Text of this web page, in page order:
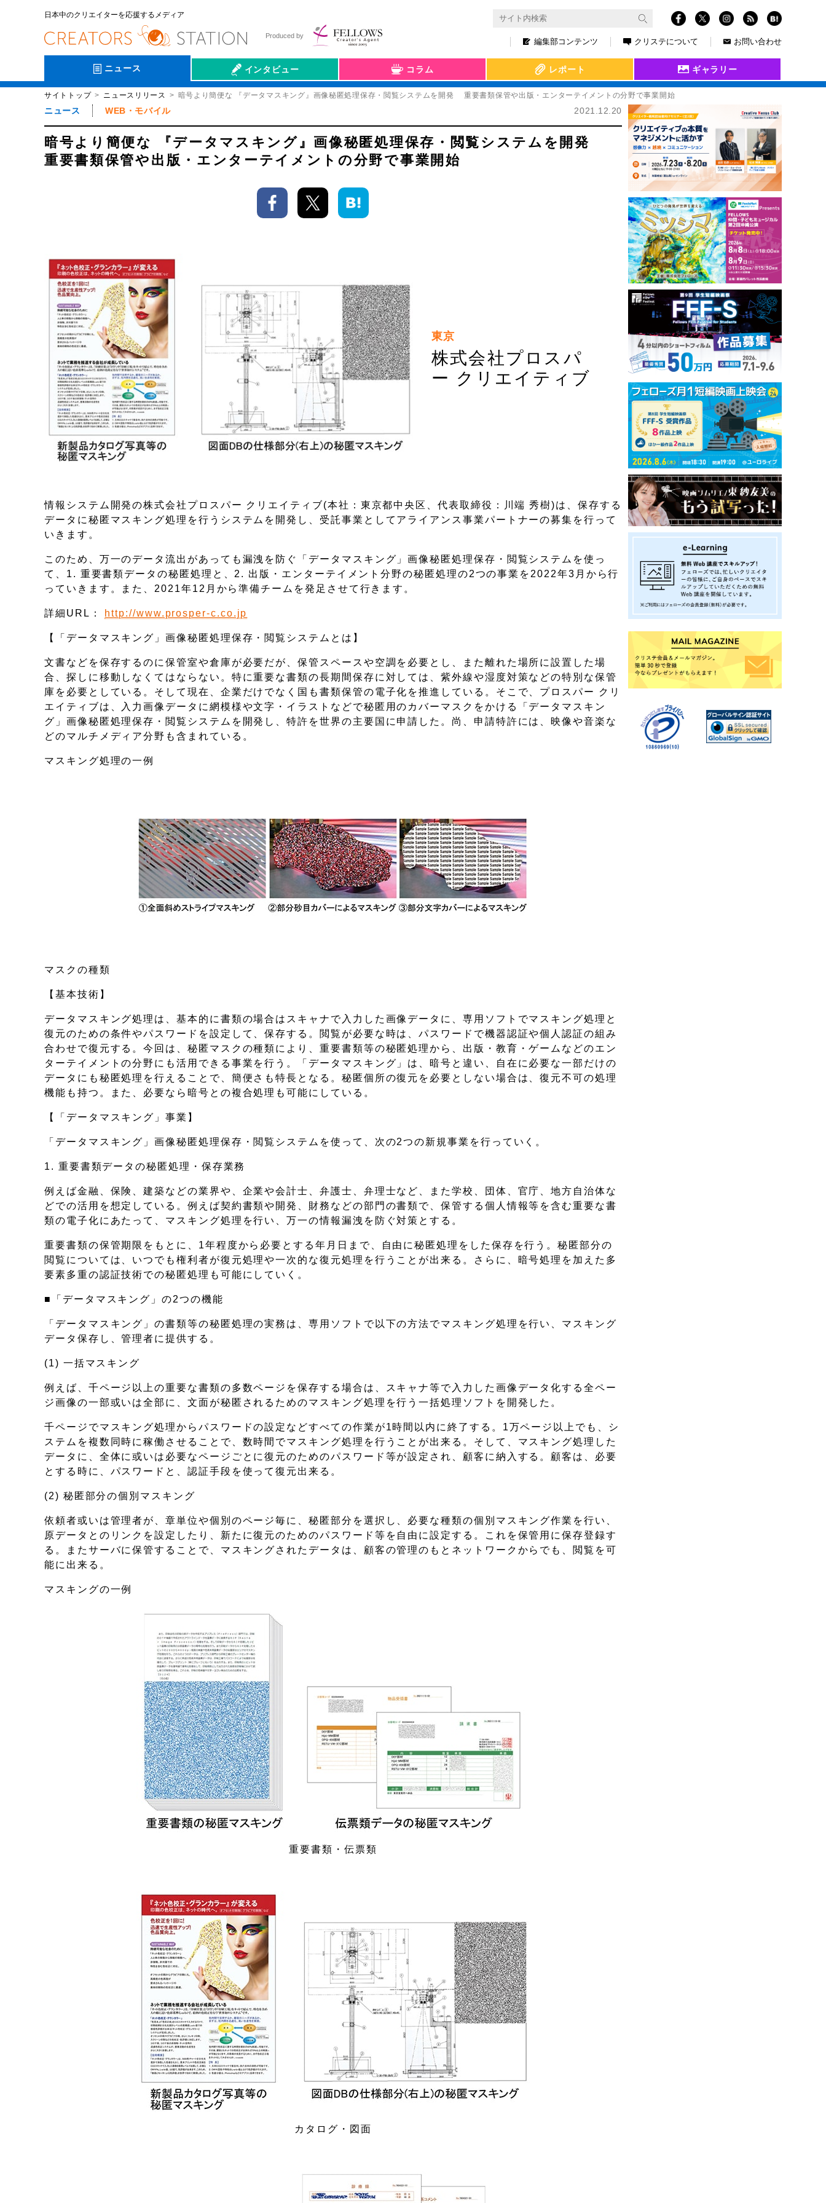
日本中のクリエイターを応援するメディア
編集部コンテンツ クリステについて お問い合わせ
Produced by
ニュース インタビュー
会社伝
コラム レポート ギャラリー
サイトトップ ニュースリリース 暗号より簡便な 『データマスキング』画像秘匿処理保存・閲覧システムを開発 重要書類保管や出版・エンターテイメントの分野で事業開始
ニュース WEB・モバイル 2021.12.20
暗号より簡便な 『データマスキング』画像秘匿処理保存・閲覧システムを開発
重要書類保管や出版・エンターテイメントの分野で事業開始
東京
株式会社プロスパ
ー クリエイティブ
情報システム開発の株式会社プロスパー クリエイティブ(本社：東京都中央区、代表取締役：川端 秀樹)は、保存する
データに秘匿マスキング処理を行うシステムを開発し、受託事業としてアライアンス事業パートナーの募集を行って
いきます。
このため、万一のデータ流出があっても漏洩を防ぐ「データマスキング」画像秘匿処理保存・閲覧システムを使っ
て、1. 重要書類データの秘匿処理と、2. 出版・エンターテイメント分野の秘匿処理の2つの事業を2022年3月から行
っていきます。また、2021年12月から準備チームを発足させて行きます。
詳細URL： http://www.prosper-c.co.jp
【「データマスキング」画像秘匿処理保存・閲覧システムとは】
文書などを保存するのに保管室や倉庫が必要だが、保管スペースや空調を必要とし、また離れた場所に設置した場
合、探しに移動しなくてはならない。特に重要な書類の長期間保存に対しては、紫外線や湿度対策などの特別な保管
庫を必要としている。そして現在、企業だけでなく国も書類保管の電子化を推進している。そこで、プロスパー クリ
エイティブは、入力画像データに網模様や文字・イラストなどで秘匿用のカバーマスクをかける「データマスキン
グ」画像秘匿処理保存・閲覧システムを開発し、特許を世界の主要国に申請した。尚、申請特許には、映像や音楽な
どのマルチメディア分野も含まれている。
マスキング処理の一例
マスクの種類
【基本技術】
データマスキング処理は、基本的に書類の場合はスキャナで入力した画像データに、専用ソフトでマスキング処理と
復元のための条件やパスワードを設定して、保存する。閲覧が必要な時は、パスワードで機器認証や個人認証の組み
合わせで復元する。今回は、秘匿マスクの種類により、重要書類等の秘匿処理から、出版・教育・ゲームなどのエン
ターテイメントの分野にも活用できる事業を行う。「データマスキング」は、暗号と違い、自在に必要な一部だけの
データにも秘匿処理を行えることで、簡便さも特長となる。秘匿個所の復元を必要としない場合は、復元不可の処理
機能も持つ。また、必要なら暗号との複合処理も可能にしている。
【「データマスキング」事業】
「データマスキング」画像秘匿処理保存・閲覧システムを使って、次の2つの新規事業を行っていく。
1. 重要書類データの秘匿処理・保存業務
例えば金融、保険、建築などの業界や、企業や会計士、弁護士、弁理士など、また学校、団体、官庁、地方自治体な
どでの活用を想定している。例えば契約書類や開発、財務などの部門の書類で、保管する個人情報等を含む重要な書
類の電子化にあたって、マスキング処理を行い、万一の情報漏洩を防ぐ対策とする。
重要書類の保管期限をもとに、1年程度から必要とする年月日まで、自由に秘匿処理をした保存を行う。秘匿部分の
閲覧については、いつでも権利者が復元処理や一次的な復元処理を行うことが出来る。さらに、暗号処理を加えた多
要素多重の認証技術での秘匿処理も可能にしていく。
■「データマスキング」の2つの機能
「データマスキング」の書類等の秘匿処理の実務は、専用ソフトで以下の方法でマスキング処理を行い、マスキング
データ保存し、管理者に提供する。
(1) 一括マスキング
例えば、千ページ以上の重要な書類の多数ページを保存する場合は、スキャナ等で入力した画像データ化する全ペー
ジ画像の一部或いは全部に、文面が秘匿されるためのマスキング処理を行う一括処理ソフトを開発した。
千ページでマスキング処理からパスワードの設定などすべての作業が1時間以内に終了する。1万ページ以上でも、シ
ステムを複数同時に稼働させることで、数時間でマスキング処理を行うことが出来る。そして、マスキング処理した
データに、全体に或いは必要なページごとに復元のためのパスワード等が設定され、顧客に納入する。顧客は、必要
とする時に、パスワードと、認証手段を使って復元出来る。
(2) 秘匿部分の個別マスキング
依頼者或いは管理者が、章単位や個別のページ毎に、秘匿部分を選択し、必要な種類の個別マスキング作業を行い、
原データとのリンクを設定したり、新たに復元のためのパスワード等を自由に設定する。これを保管用に保存登録す
る。またサーバに保管することで、マスキングされたデータは、顧客の管理のもとネットワークからでも、閲覧を可
能に出来る。
マスキングの一例
重要書類・伝票類
カタログ・図面